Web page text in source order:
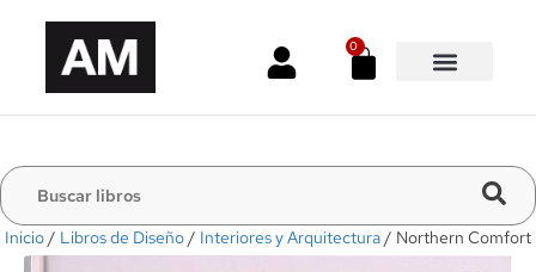
0
Inicio/ Libros de Diseño/ Interiores y Arquitectura/ Northern Comfort